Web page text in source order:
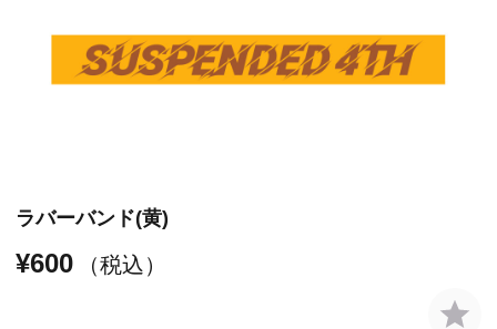
ラバーバンド(黄)
¥600 （税込）